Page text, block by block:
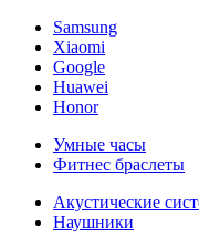
Samsung
Xiaomi
Google
Huawei
Honor
Умные часы
Фитнес браслеты
Акустические
Наушники